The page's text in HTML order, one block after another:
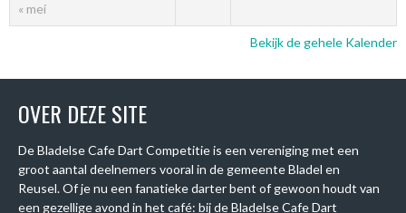
« mei
Bekijk de gehele Kalender
OVER DEZE SITE
De Bladelse Cafe Dart Competitie is een vereniging met een
groot aantal deelnemers vooral in de gemeente Bladel en
Reusel. Of je nu een fanatieke darter bent of gewoon houdt van
een gezellige avond in het café: bij de Bladelse Cafe Dart